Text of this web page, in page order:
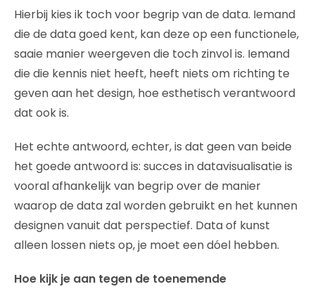
Hierbij kies ik toch voor begrip van de data. Iemand
die de data goed kent, kan deze op een functionele,
saaie manier weergeven die toch zinvol is. Iemand
die die kennis niet heeft, heeft niets om richting te
geven aan het design, hoe esthetisch verantwoord
dat ook is.
Het echte antwoord, echter, is dat geen van beide
het goede antwoord is: succes in datavisualisatie is
vooral afhankelijk van begrip over de manier
waarop de data zal worden gebruikt en het kunnen
designen vanuit dat perspectief. Data of kunst
alleen lossen niets op, je moet een dóel hebben.
Hoe kijk je aan tegen de toenemende